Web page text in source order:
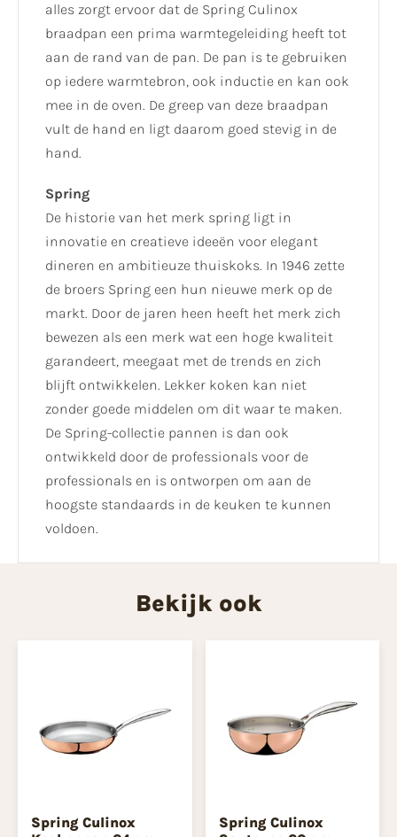
alles zorgt ervoor dat de Spring Culinox
braadpan een prima warmtegeleiding heeft tot
aan de rand van de pan. De pan is te gebruiken
op iedere warmtebron, ook inductie en kan ook
mee in de oven. De greep van deze braadpan
vult de hand en ligt daarom goed stevig in de
hand.
Spring
De historie van het merk spring ligt in
innovatie en creatieve ideeën voor elegant
dineren en ambitieuze thuiskoks. In 1946 zette
de broers Spring een hun nieuwe merk op de
markt. Door de jaren heen heeft het merk zich
bewezen als een merk wat een hoge kwaliteit
garandeert, meegaat met de trends en zich
blijft ontwikkelen. Lekker koken kan niet
zonder goede middelen om dit waar te maken.
De Spring-collectie pannen is dan ook
ontwikkeld door de professionals voor de
professionals en is ontworpen om aan de
hoogste standaards in de keuken te kunnen
voldoen.
Bekijk ook
Spring Culinox
Spring Culinox